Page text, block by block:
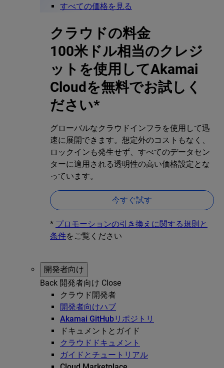
すべての価格を見る
クラウドの料金
100米ドル相当のクレジ
ットを使用してAkamai
Cloudを無料でお試しく
ださい*
グローバルなクラウドインフラを使用して迅
速に展開できます。想定外のコストもなく、
ロックインも発生せず、すべてのデータセン
ターに適用される透明性の高い価格設定とな
っています。
今すぐ試す
* プロモーションの引き換えに関する規則と
条件をご覧ください
開発者向け
Back 開発者向け Close
クラウド開発者
開発者向けハブ
Akamai GitHubリポジトリ
ドキュメントとガイド
クラウドドキュメント
ガイドとチュートリアル